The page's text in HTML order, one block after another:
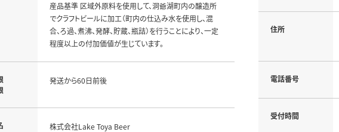
産品基準 区域外原料を使用して、洞爺湖町内の醸造所
でクラフトビールに加工（町内の仕込み水を使用し、混
合、ろ過、煮沸、発酵、貯蔵、瓶詰）を行うことにより、一定
程度以上の付加価値が生じています。
発送から60日前後
株式会社Lake Toya Beer
住所
電話番号
受付時間